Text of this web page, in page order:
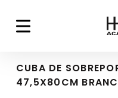
CUBA DE
47,5X80CM